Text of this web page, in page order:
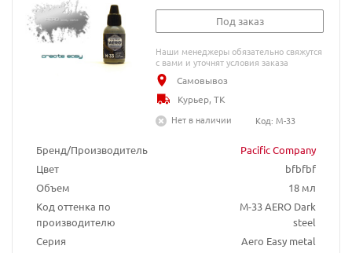
Бренд/Производитель
Pacific Company
Цвет
bfbfbf
Объем
18 мл
Код оттенка по
производителю
М-33 AERO Dark
steel
Серия
Aero Easy metal
Под заказ
Наши менеджеры обязательно свяжутся
с вами и уточнят условия заказа
Самовывоз
Курьер, ТК
Нет в наличии
Код: M-33